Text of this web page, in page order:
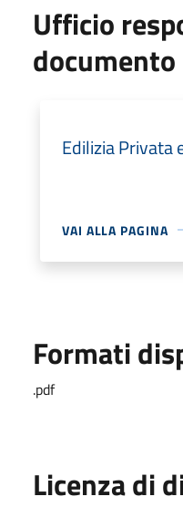
Ufficio
documento
Edilizia Privata
VAI ALLA PAGINA
Formati
.pdf
Licenza di